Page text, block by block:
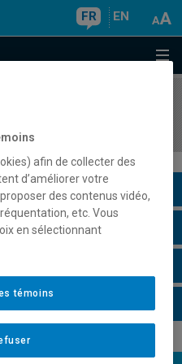
FR EN
afin de collecter des
d’améliorer votre
des contenus vidéo,
etc. Vous
en sélectionnant
témoins